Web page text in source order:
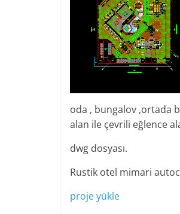
oda , bungalov ,ortada
alan ile çevrili eğlence
dwg dosyası.
Rustik otel mimari
proje yükle